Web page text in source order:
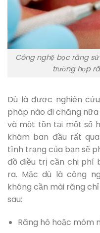
Công nghệ bọc răng
trường hợp
Dù là được nghiên
pháp nào đi chăng
và một tồn tại một số
khám ban đầu rất
tình trạng của bạn sẽ
đồ điều trị cần chi phí
ra. Mặc dù là công
không cần mài răng
sau:
Răng hô hoặc móm